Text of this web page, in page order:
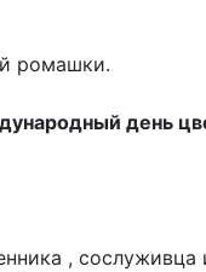
ромашки.
день
,